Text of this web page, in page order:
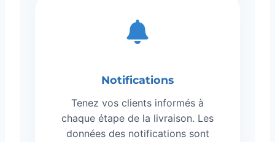
Notifications
Tenez vos clients informés à
chaque étape de la livraison. Les
données des notifications sont